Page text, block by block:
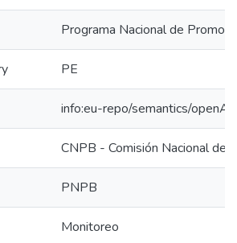
Programa Nacional de
PE
info:eu-repo/semantics/
CNPB - Comisión Nacional de
PNPB
Monitoreo